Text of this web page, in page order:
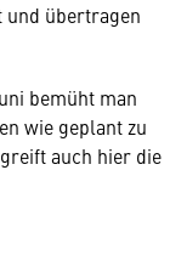
und übertragen
bemüht man
wie geplant zu
auch hier die